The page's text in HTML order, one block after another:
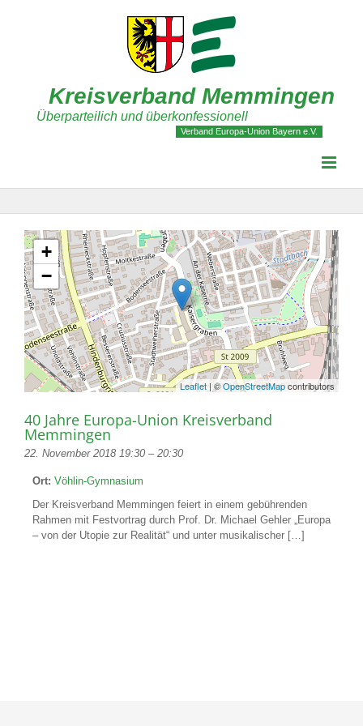
Kreisverband Memmingen
Überparteilich und überkonfessionell
Verband Europa-Union Bayern e.V.
+
−
Leaflet | ©OpenStreetMapcontributors
40 Jahre Europa-Union Kreisverband
Memmingen
22. November 2018 19:30 – 20:30
Ort: Vöhlin-Gymnasium
Der Kreisverband Memmingen feiert in einem gebührenden
Rahmen mit Festvortrag durch Prof. Dr. Michael Gehler „Europa
– von der Utopie zur Realität“ und unter musikalischer […]